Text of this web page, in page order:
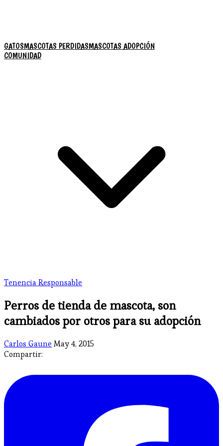
GATOSMASCOTAS PERDIDASMASCOTAS ADOPCIÓN
COMUNIDAD
Tenencia Responsable
Perros de tienda de mascota, son
cambiados por otros para su adopción
Carlos Gaune May 4, 2015
Compartir: